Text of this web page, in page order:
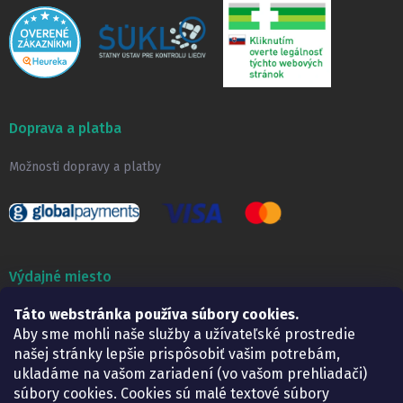
Táto webstránka používa súbory cookies.
Aby sme mohli naše služby a užívateľské prostredie
našej stránky lepšie prispôsobiť vašim potrebám,
ukladáme na vašom zariadení (vo vašom prehliadači)
súbory cookies. Cookies sú malé textové súbory
Doprava a platba
Možnosti dopravy a platby
Výdajné miesto
Lekáreň ADONAI
Košice – Smetanova 2
Pondelok:
07.30 – 15.30 h.
Utorok:
07.30 – 16.00 h.
Streda:
07.30 – 16.00 h.